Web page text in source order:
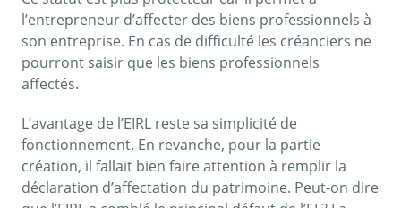
l’entrepreneur d’affecter des biens professionnels à
son entreprise. En cas de difficulté les créanciers ne
pourront saisir que les biens professionnels
affectés.
L’avantage de l’EIRL reste sa simplicité de
fonctionnement. En revanche, pour la partie
création, il fallait bien faire attention à remplir la
déclaration d’affectation du patrimoine. Peut-on dire